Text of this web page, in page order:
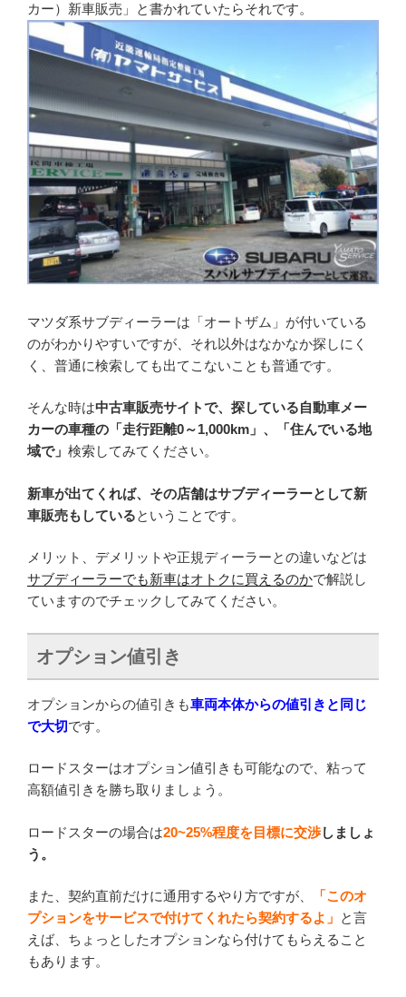
カー）新車販売」と書かれていたらそれです。
マツダ系サブディーラーは「オートザム」が付いている
のがわかりやすいですが、それ以外はなかなか探しにく
く、普通に検索しても出てこないことも普通です。
そんな時は中古車販売サイトで、探している自動車メー
カーの車種の「走行距離0～1,000km」、「住んでいる地
域で」 検索してみてください。
新車が出てくれば、その店舗はサブディーラーとして新
車販売もしているということです。
メリット、デメリットや正規ディーラーとの違いなどは
サブディーラーでも新車はオトクに買えるのかで解説し
ていますのでチェックしてみてください。
オプション値引き
オプションからの値引きも車両本体からの値引きと同じ
で大切です。
ロードスターはオプション値引きも可能なので、粘って
高額値引きを勝ち取りましょう。
ロードスターの場合は20~25%程度を目標に交渉しましょ
う。
また、契約直前だけに通用するやり方ですが、
「このオ
プションをサービスで付けてくれたら契約するよ」 と言
えば、ちょっとしたオプションなら付けてもらえること
もあります。